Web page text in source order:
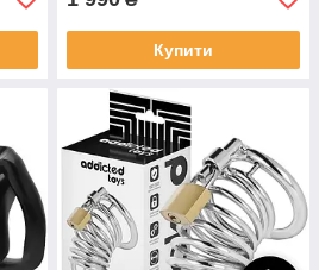
Купити